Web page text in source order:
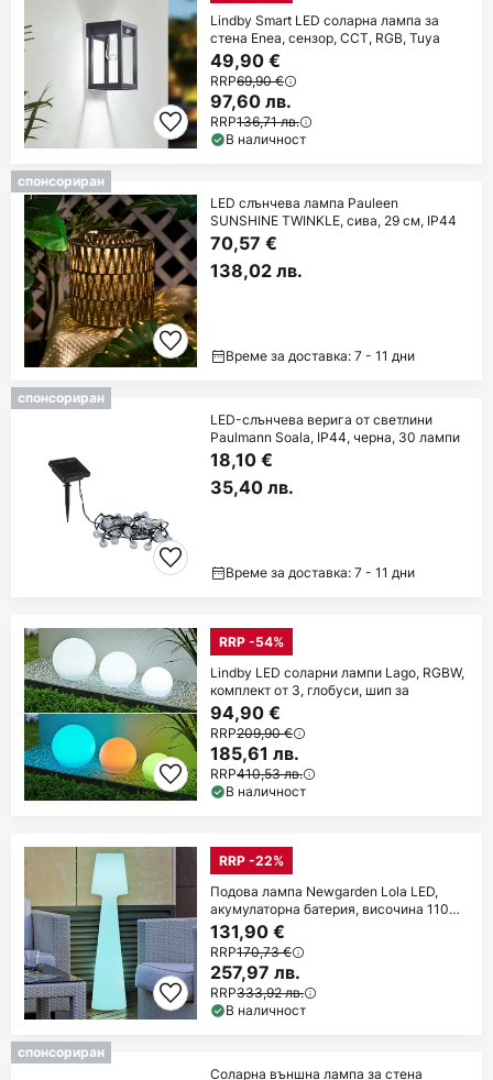
Lindby Smart LED соларна лампа за
стена Enea, сензор, CCT, RGB, Tuya
49,90 €
RRP69,90 €
97,60 лв.
RRP136,71 лв.
В наличност
спонсориран
LED слънчева лампа Pauleen
SUNSHINE TWINKLE, сива, 29 см, IP44
70,57 €
138,02 лв.
Време за доставка: 7 - 11 дни
спонсориран
LED-слънчева верига от светлини
Paulmann Soala, IP44, черна, 30 лампи
18,10 €
35,40 лв.
Време за доставка: 7 - 11 дни
RRP -54%
Lindby LED соларни лампи Lago, RGBW,
комплект от 3, глобуси, шип за
94,90 €
RRP209,90 €
185,61 лв.
RRP410,53 лв.
В наличност
RRP -22%
Подова лампа Newgarden Lola LED,
акумулаторна батерия, височина 110
cm
131,90 €
RRP170,73 €
257,97 лв.
RRP333,92 лв.
В наличност
спонсориран
Соларна външна лампа за стена